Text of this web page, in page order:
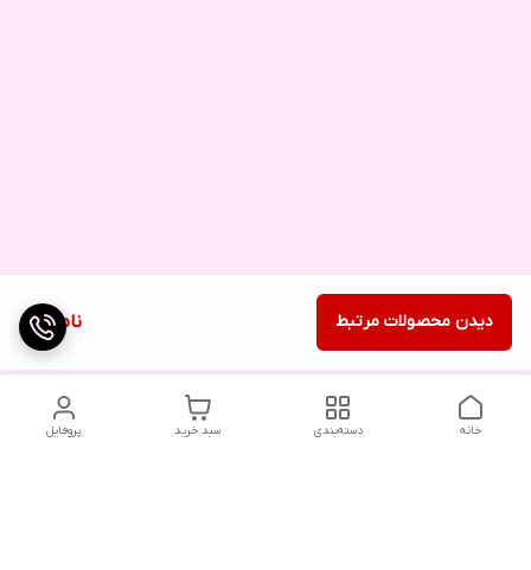
ناموجود دیدن محصولات مرتبط
پروفایل سبد خرید دسته‌بندی خانه